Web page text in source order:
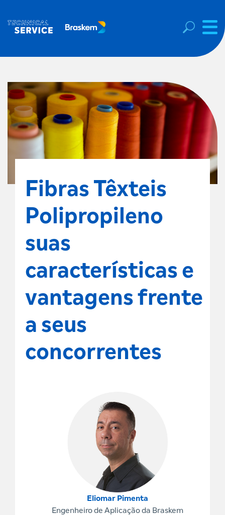
Fibras Têxteis
Polipropileno
suas
características e
vantagens frente
a seus
concorrentes
Eliomar Pimenta
Engenheiro de Aplicação da Braskem